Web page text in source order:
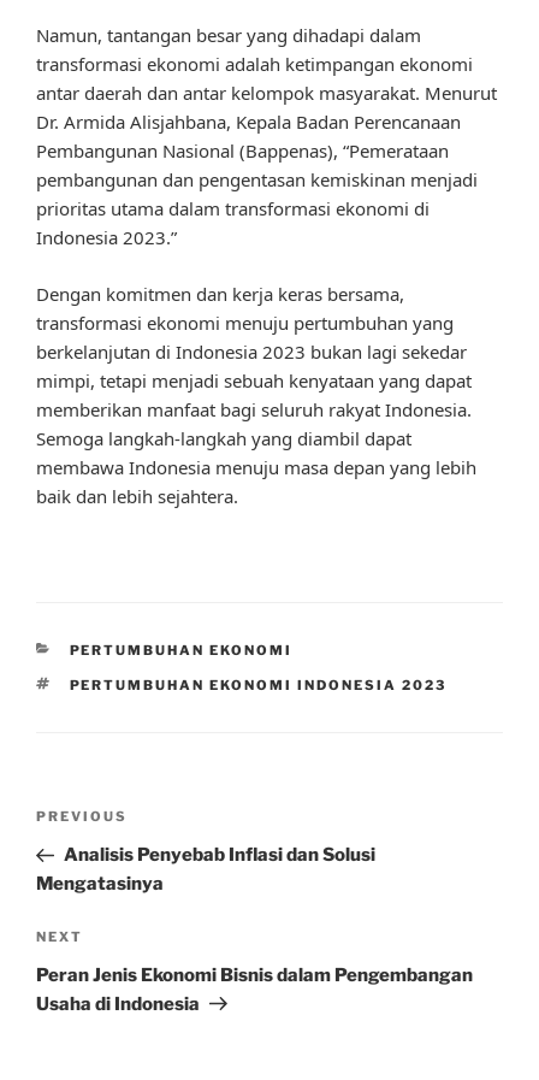
Namun, tantangan besar yang dihadapi dalam
transformasi ekonomi adalah ketimpangan ekonomi
antar daerah dan antar kelompok masyarakat. Menurut
Dr. Armida Alisjahbana, Kepala Badan Perencanaan
Pembangunan Nasional (Bappenas), “Pemerataan
pembangunan dan pengentasan kemiskinan menjadi
prioritas utama dalam transformasi ekonomi di
Indonesia 2023.”
Dengan komitmen dan kerja keras bersama,
transformasi ekonomi menuju pertumbuhan yang
berkelanjutan di Indonesia 2023 bukan lagi sekedar
mimpi, tetapi menjadi sebuah kenyataan yang dapat
memberikan manfaat bagi seluruh rakyat Indonesia.
Semoga langkah-langkah yang diambil dapat
membawa Indonesia menuju masa depan yang lebih
baik dan lebih sejahtera.
CATEGORIES
PERTUMBUHAN EKONOMI
TAGS
PERTUMBUHAN EKONOMI INDONESIA 2023
Previous
Post
PREVIOUS
Analisis Penyebab Inflasi dan Solusi
Mengatasinya
Next
Post
NEXT
Peran Jenis Ekonomi Bisnis dalam Pengembangan
Usaha di Indonesia